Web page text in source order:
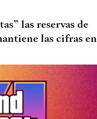
las reservas de
las cifras en